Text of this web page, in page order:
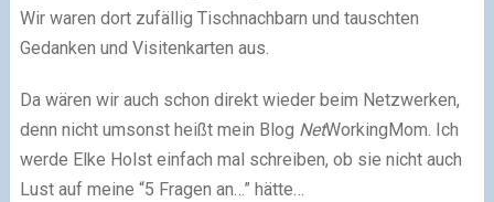
Wir waren dort zufällig Tischnachbarn und tauschten
Gedanken und Visitenkarten aus.
Da wären wir auch schon direkt wieder beim Netzwerken,
denn nicht umsonst heißt mein Blog NetWorkingMom. Ich
werde Elke Holst einfach mal schreiben, ob sie nicht auch
Lust auf meine “5 Fragen an…” hätte…